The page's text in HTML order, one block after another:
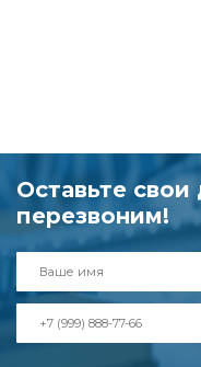
Оставьте
перезвоним!